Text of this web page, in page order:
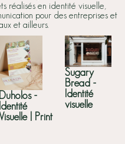
réalisés en identité visuelle,
pour des entreprises et
et ailleurs.
Duholos -
Identité
Visuelle | Print
Sugary
Bread -
Identité
visuelle